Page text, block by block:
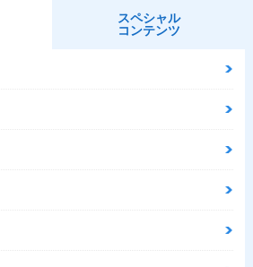
スペシャル
コンテンツ